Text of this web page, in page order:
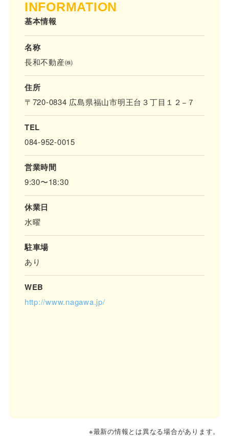
INFORMATION
基本情報
名称
長和不動産㈱
住所
〒720-0834 広島県福山市明王台３丁目１２−７
TEL
084-952-0015
営業時間
9:30〜18:30
休業日
水曜
駐車場
あり
WEB
http://www.nagawa.jp/
※最新の情報とは異なる場合があります。